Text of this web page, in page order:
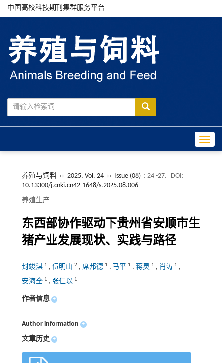
中国高校科技期刊集群服务平台
养殖与饲料 ›› 2025, Vol. 24 ›› Issue (08) : 24 -27.
DOI:
10.13300/j.cnki.cn42-1648/s.2025.08.006
养殖生产
东西部协作驱动下贵州省安顺市生
猪产业发展现状、实践与路径
封竣淇 1 , 伍明山 2 , 席邦德 1 , 马平 1 , 蒋灵 1 , 肖涛 1 ,
安海全 1 , 张仁以 1
作者信息 +
Author information +
文章历史 +